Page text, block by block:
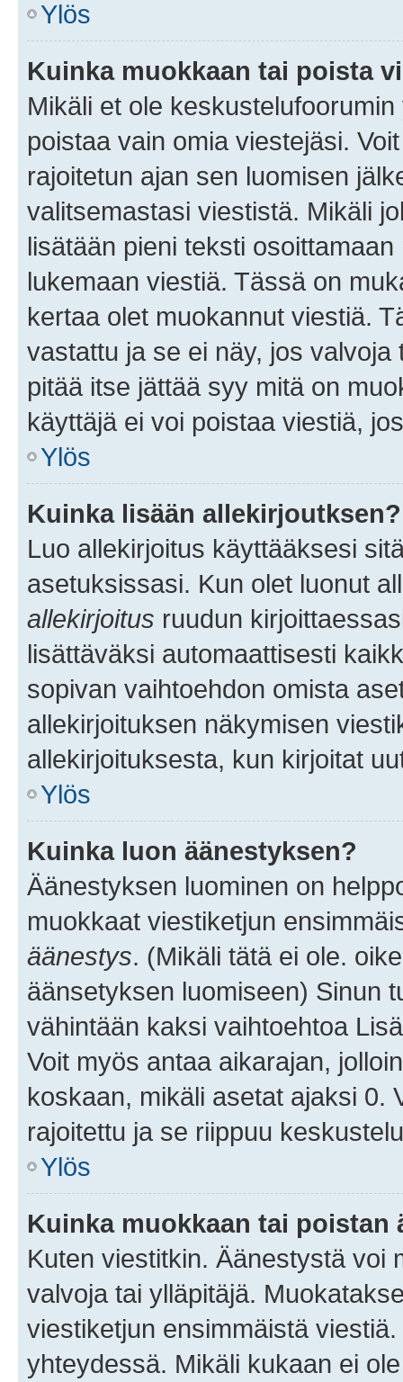
Ylös
Kuinka muokkaan tai poista
Mikäli et ole
poistaa vain omia viestejäsi.
rajoitetun ajan sen luomisen
valitsemastasi viestistä. Mikäli
lisätään pieni teksti
lukemaan viestiä. Tässä on
kertaa olet muokannut viestiä.
vastattu ja se ei näy, jos
pitää itse jättää syy mitä on
käyttäjä ei voi poistaa viestiä,
Ylös
Kuinka lisään allekirjoutksen?
Luo allekirjoitus käyttääksesi
asetuksissasi. Kun olet luonut
allekirjoitus ruudun
lisättäväksi automaattisesti
sopivan vaihtoehdon omista
allekirjoituksen näkymisen
allekirjoituksesta, kun kirjoitat
Ylös
Kuinka luon äänestyksen?
Äänestyksen luominen on
muokkaat viestiketjun
äänestys. (Mikäli tätä ei ole.
äänsetyksen luomiseen) Sinun
vähintään kaksi vaihtoehtoa
Voit myös antaa aikarajan,
koskaan, mikäli asetat ajaksi 0.
rajoitettu ja se riippuu
Ylös
Kuinka muokkaan tai poistan
Kuten viestitkin. Äänestystä voi
valvoja tai ylläpitäjä.
viestiketjun ensimmäistä
yhteydessä. Mikäli kukaan ei